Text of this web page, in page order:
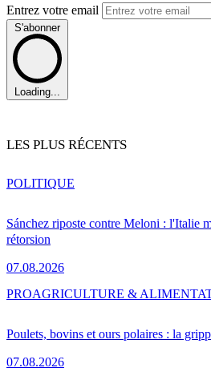
Entrez votre email
S'abonner
Loading...
LES PLUS RÉCENTS
Sánchez riposte contre Meloni : l'Italie
rétorsion
07.08.2026
POLITIQUE
Poulets, bovins et ours polaires : la
07.08.2026
PROAGRICULTURE &